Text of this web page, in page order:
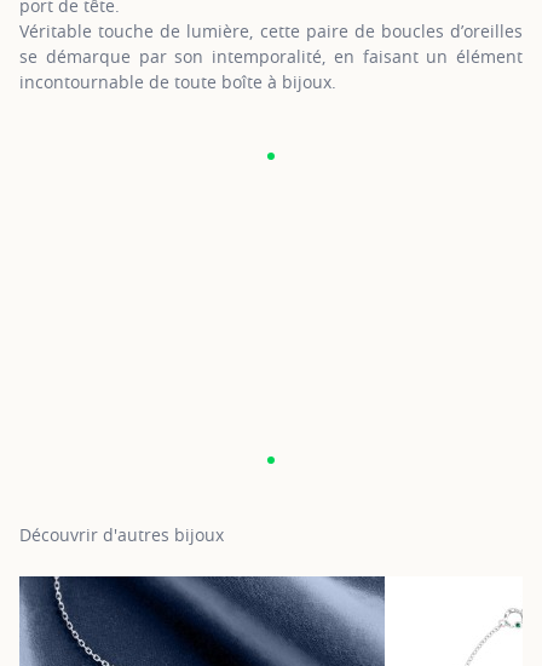
port de tête.
Véritable touche de lumière, cette paire de boucles d’oreilles
se démarque par son intemporalité, en faisant un élément
incontournable de toute boîte à bijoux.
Découvrir d'autres bijoux